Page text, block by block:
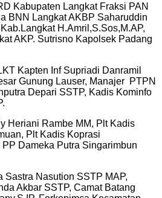
Kabupaten Langkat Fraksi PAN
BNN Langkat AKBP Saharuddin
H.Amril,S.Sos,M.AP,
AKP. Sutrisno Kapolsek Padang
Kapten Inf Supriadi Danramil
Gunung Lauser, Manajer PTPN
Depari SSTP, Kadis Kominfo
Heriani Rambe MM, Plt Kadis
Plt Kadis Koprasi
Dameka Putra Singarimbun
Sastra Nasution SSTP MAP,
Akbar SSTP, Camat Batang